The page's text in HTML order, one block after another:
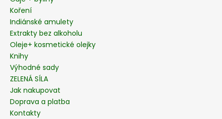
Koření
Indiánské amulety
Extrakty bez alkoholu
Oleje+ kosmetické olejky
Knihy
Výhodné sady
ZELENÁ SÍLA
Jak nakupovat
Doprava a platba
Kontakty